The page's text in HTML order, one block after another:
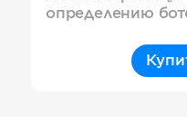
определению